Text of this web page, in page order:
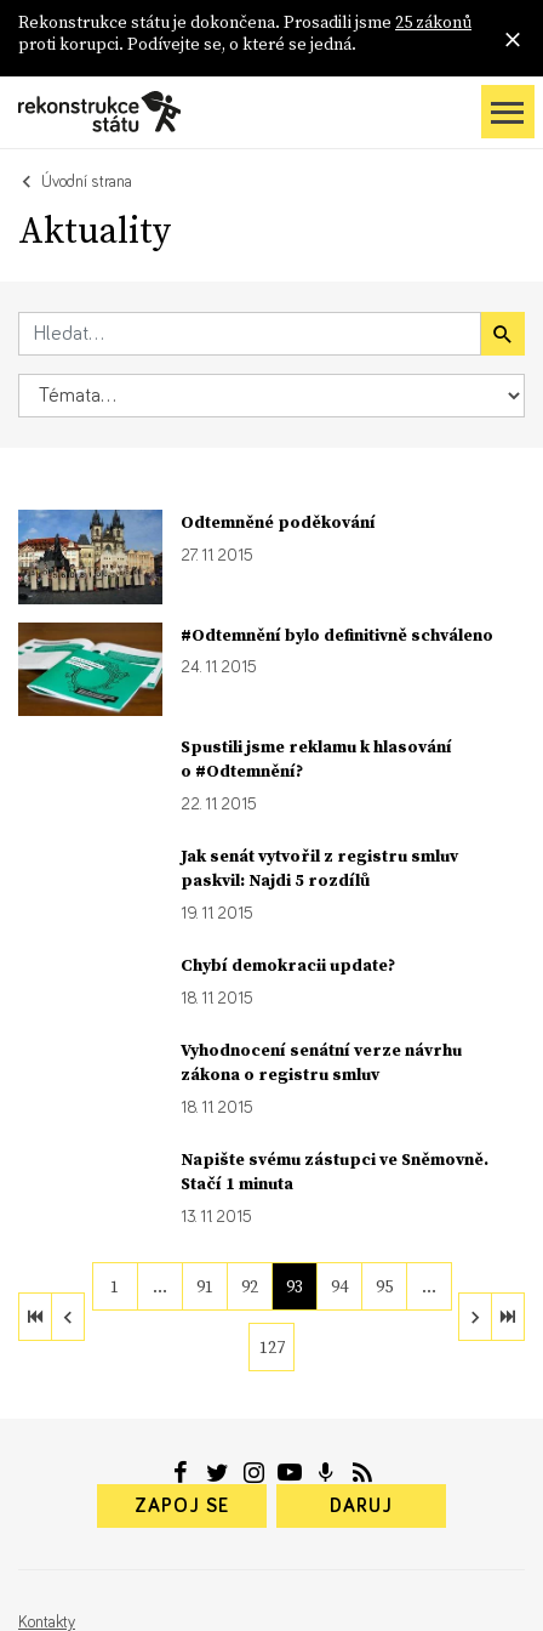
Rekonstrukce státu je dokončena. Prosadili jsme 25 zákonů
proti korupci. Podívejte se, o které se jedná.
Úvodní strana
Aktuality
Odtemněné poděkování
27. 11. 2015
#Odtemnění bylo definitivně schváleno
24. 11. 2015
Spustili jsme reklamu k hlasování
o #Odtemnění?
22. 11. 2015
Jak senát vytvořil z registru smluv
paskvil: Najdi 5 rozdílů
19. 11. 2015
Chybí demokracii update?
18. 11. 2015
Vyhodnocení senátní verze návrhu
zákona o registru smluv
18. 11. 2015
Napište svému zástupci ve Sněmovně.
Stačí 1 minuta
13. 11. 2015
1 … 91 92 93 94 95 …
127
ZAPOJ SE DARUJ
Kontakty